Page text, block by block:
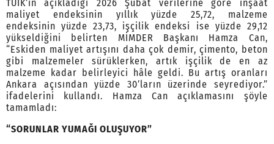
TÜİK’in açıkladığı 2026 Şubat verilerine göre inşaat
maliyet endeksinin yıllık yüzde 25,72, malzeme
endeksinin yüzde 23,73, işçilik endeksi ise yüzde 29,12
yükseldiğini belirten MİMDER Başkanı Hamza Can,
“Eskiden maliyet artışını daha çok demir, çimento, beton
gibi malzemeler sürüklerken, artık işçilik de en az
malzeme kadar belirleyici hâle geldi. Bu artış oranları
Ankara açısından yüzde 30’ların üzerinde seyrediyor.”
ifadelerini kullandı. Hamza Can açıklamasını şöyle
tamamladı:
“SORUNLAR YUMAĞI OLUŞUYOR”